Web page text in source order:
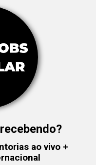
ao vivo +